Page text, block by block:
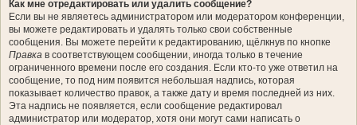
Как мне отредактировать или удалить сообщение?
Если вы не являетесь администратором или модератором конференции,
вы можете редактировать и удалять только свои собственные
сообщения. Вы можете перейти к редактированию, щёлкнув по кнопке
Правка в соответствующем сообщении, иногда только в течение
ограниченного времени после его создания. Если кто-то уже ответил на
сообщение, то под ним появится небольшая надпись, которая
показывает количество правок, а также дату и время последней из них.
Эта надпись не появляется, если сообщение редактировал
администратор или модератор, хотя они могут сами написать о